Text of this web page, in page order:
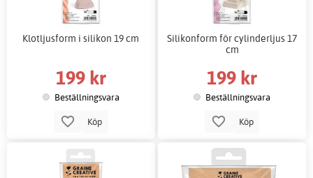
Klotljusform i silikon 19 cm
199 kr
Beställningsvara
Köp
Silikonform för cylinderljus 17
cm
199 kr
Beställningsvara
Köp